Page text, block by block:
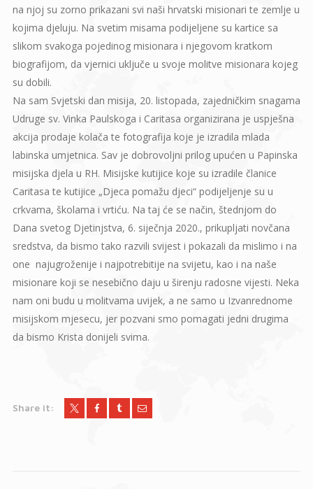
na njoj su zorno prikazani svi naši hrvatski misionari te zemlje u
kojima djeluju. Na svetim misama podijeljene su kartice sa
slikom svakoga pojedinog misionara i njegovom kratkom
biografijom, da vjernici uključe u svoje molitve misionara kojeg
su dobili.
Na sam Svjetski dan misija, 20. listopada, zajedničkim snagama
Udruge sv. Vinka Paulskoga i Caritasa organizirana je uspješna
akcija prodaje kolača te fotografija koje je izradila mlada
labinska umjetnica. Sav je dobrovoljni prilog upućen u Papinska
misijska djela u RH. Misijske kutijice koje su izradile članice
Caritasa te kutijice „Djeca pomažu djeci“ podijeljenje su u
crkvama, školama i vrtiću. Na taj će se način, štednjom do
Dana svetog Djetinjstva, 6. siječnja 2020., prikupljati novčana
sredstva, da bismo tako razvili svijest i pokazali da mislimo i na
one najugroženije i najpotrebitije na svijetu, kao i na naše
misionare koji se nesebično daju u širenju radosne vijesti. Neka
nam oni budu u molitvama uvijek, a ne samo u Izvanrednome
misijskom mjesecu, jer pozvani smo pomagati jedni drugima
da bismo Krista donijeli svima.
Share it: